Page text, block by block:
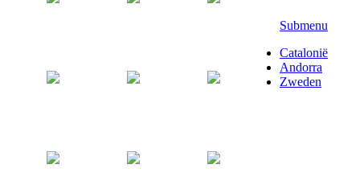
Submenu
Catalonië
Andorra
Zweden